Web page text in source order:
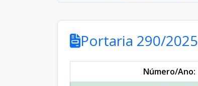
Portaria 290/2025
Número/Ano: